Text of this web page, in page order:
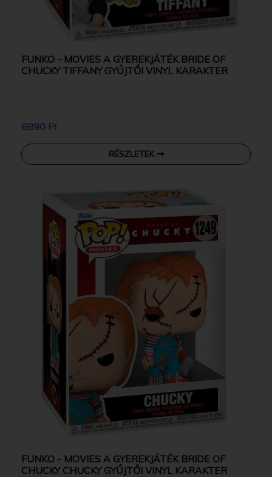
FUNKO - MOVIES A GYEREKJÁTÉK BRIDE OF
CHUCKY TIFFANY GYŰJTŐI VINYL KARAKTER
6890 Ft
RÉSZLETEK
FUNKO - MOVIES A GYEREKJÁTÉK BRIDE OF
CHUCKY CHUCKY GYŰJTŐI VINYL KARAKTER